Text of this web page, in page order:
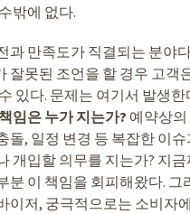
밖에 없다.
과 만족도가 직결되는 분야
잘못된 조언을 할 경우 고객
있다. 문제는 여기서 발생한
임은 누가 지는가? 예약상의
돌, 일정 변경 등 복잡한 이
개입할 의무를 지는가? 지금
분 이 책임을 회피해왔다. 그
이저, 궁극적으로는 소비자